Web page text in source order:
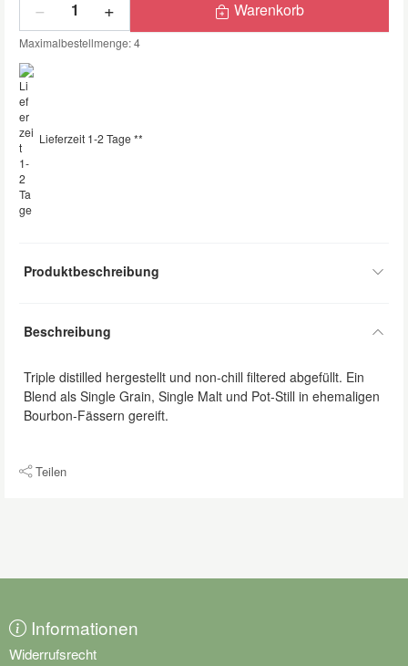
Warenkorb
Maximalbestellmenge: 4
Lieferzeit 1-2 Tage **
Produktbeschreibung
Beschreibung
Triple distilled hergestellt und non-chill filtered abgefüllt. Ein
Blend als Single Grain, Single Malt und Pot-Still in ehemaligen
Bourbon-Fässern gereift.
Teilen